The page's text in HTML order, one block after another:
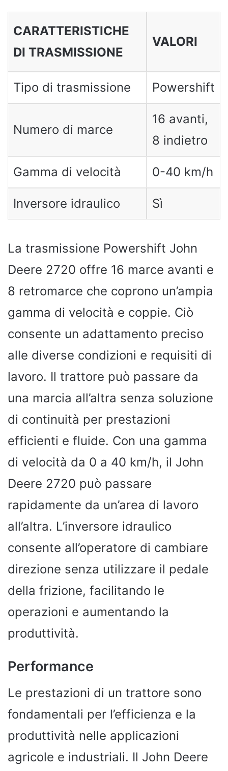
CARATTERISTICHE
DI TRASMISSIONE
VALORI
Tipo di trasmissione Powershift
Numero di marce
16 avanti,
8 indietro
Gamma di velocità 0-40 km/h
Inversore idraulico Sì
La trasmissione Powershift John
Deere 2720 offre 16 marce avanti e
8 retromarce che coprono un’ampia
gamma di velocità e coppie. Ciò
consente un adattamento preciso
alle diverse condizioni e requisiti di
lavoro. Il trattore può passare da
una marcia all’altra senza soluzione
di continuità per prestazioni
efficienti e fluide. Con una gamma
di velocità da 0 a 40 km/h, il John
Deere 2720 può passare
rapidamente da un’area di lavoro
all’altra. L’inversore idraulico
consente all’operatore di cambiare
direzione senza utilizzare il pedale
della frizione, facilitando le
operazioni e aumentando la
produttività.
Performance
Le prestazioni di un trattore sono
fondamentali per l’efficienza e la
produttività nelle applicazioni
agricole e industriali. Il John Deere